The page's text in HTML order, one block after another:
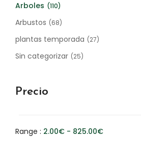
Arboles (110)
Arbustos (68)
plantas temporada (27)
Sin categorizar (25)
Precio
Range : 2.00€ - 825.00€